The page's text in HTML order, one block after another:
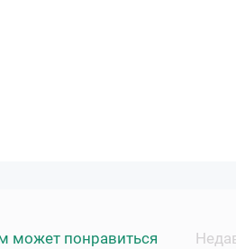
может понравиться